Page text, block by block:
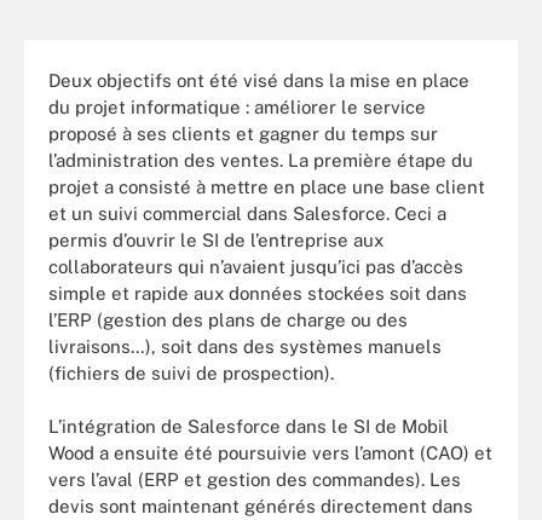
Deux objectifs ont été visé dans la mise en place
du projet informatique : améliorer le service
proposé à ses clients et gagner du temps sur
l’administration des ventes. La première étape du
projet a consisté à mettre en place une base client
et un suivi commercial dans Salesforce. Ceci a
permis d’ouvrir le SI de l’entreprise aux
collaborateurs qui n’avaient jusqu’ici pas d’accès
simple et rapide aux données stockées soit dans
l’ERP (gestion des plans de charge ou des
livraisons…), soit dans des systèmes manuels
(fichiers de suivi de prospection).
L’intégration de Salesforce dans le SI de Mobil
Wood a ensuite été poursuivie vers l’amont (CAO) et
vers l’aval (ERP et gestion des commandes). Les
devis sont maintenant générés directement dans